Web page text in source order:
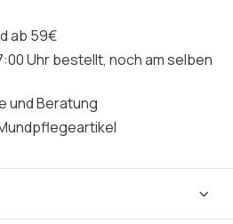
ab 59€
Uhr bestellt, noch am selben
und Beratung